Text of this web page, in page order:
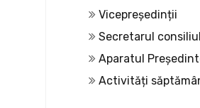
Vicepreședinții
Secretarul
Aparatul
Activități